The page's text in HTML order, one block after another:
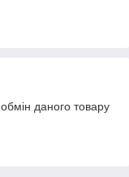
даного товару